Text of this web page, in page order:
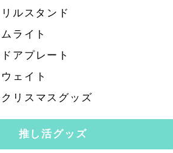
ルスタンド
ライト
アプレート
ェイト
リスマスグッズ
推し活グッズ